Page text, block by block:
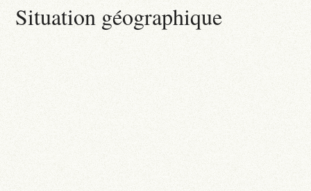
Situation géographique